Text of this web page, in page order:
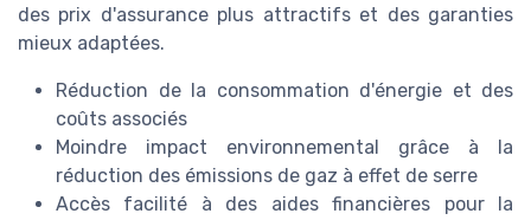
des prix d'assurance plus attractifs et des garanties
mieux adaptées.
Réduction de la consommation d'énergie et des
coûts associés
Moindre impact environnemental grâce à la
réduction des émissions de gaz à effet de serre
Accès facilité à des aides financières pour la